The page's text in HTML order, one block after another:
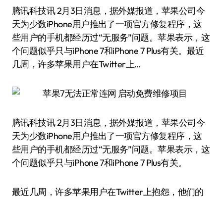
腾讯科技讯 2月3日消息，据外媒报道，苹果公司今
天为少数iPhone用户推出了一项官方修复程序，这
些用户的手机都经历过“无服务”问题。苹果表示，这
个问题似乎只与iPhone 7和iPhone 7 Plus有关。最近
几周，许多苹果用户在Twitter上…
腾讯科技讯 2月3日消息，据外媒报道，苹果公司今
天为少数iPhone用户推出了一项官方修复程序，这
些用户的手机都经历过“无服务”问题。苹果表示，这
个问题似乎只与iPhone 7和iPhone 7 Plus有关。
最近几周，许多苹果用户在Twitter上抱怨，他们的